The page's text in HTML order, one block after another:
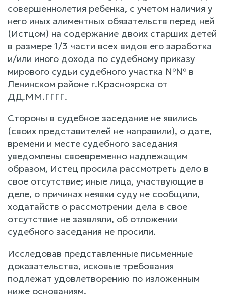
совершеннолетия ребенка, с учетом наличия у
него иных алиментных обязательств перед ней
(Истцом) на содержание двоих старших детей
в размере 1/3 части всех видов его заработка
и/или иного дохода по судебному приказу
мирового судьи судебного участка №№ в
Ленинском районе г.Красноярска от
ДД.ММ.ГГГГ.
Стороны в судебное заседание не явились
(своих представителей не направили), о дате,
времени и месте судебного заседания
уведомлены своевременно надлежащим
образом, Истец просила рассмотреть дело в
свое отсутствие; иные лица, участвующие в
деле, о причинах неявки суду не сообщили,
ходатайств о рассмотрении дела в свое
отсутствие не заявляли, об отложении
судебного заседания не просили.
Исследовав представленные письменные
доказательства, исковые требования
подлежат удовлетворению по изложенным
ниже основаниям.